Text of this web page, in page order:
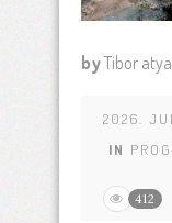
byTibor atya
2026.
IN
412